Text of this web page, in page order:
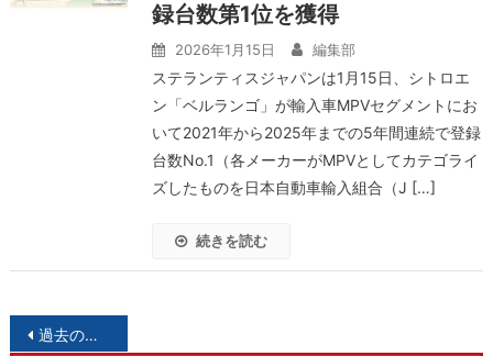
録台数第1位を獲得
2026年1月15日 編集部
ステランティスジャパンは1月15日、シトロエ
ン「ベルランゴ」が輸入車MPVセグメントにお
いて2021年から2025年までの5年間連続で登録
台数No.1（各メーカーがMPVとしてカテゴライ
ズしたものを日本自動車輸入組合（J […]
続きを読む
投過去の投稿